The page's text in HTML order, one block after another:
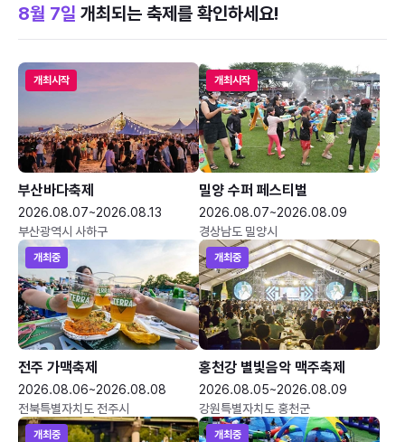
8월 7일 개최되는 축제를 확인하세요!
개최시작
부산바다축제
2026.08.07~2026.08.13
부산광역시 사하구
개최시작
밀양 수퍼 페스티벌
2026.08.07~2026.08.09
경상남도 밀양시
개최중
전주 가맥축제
2026.08.06~2026.08.08
전북특별자치도 전주시
개최중
홍천강 별빛음악 맥주축제
2026.08.05~2026.08.09
강원특별자치도 홍천군
개최중 개최중